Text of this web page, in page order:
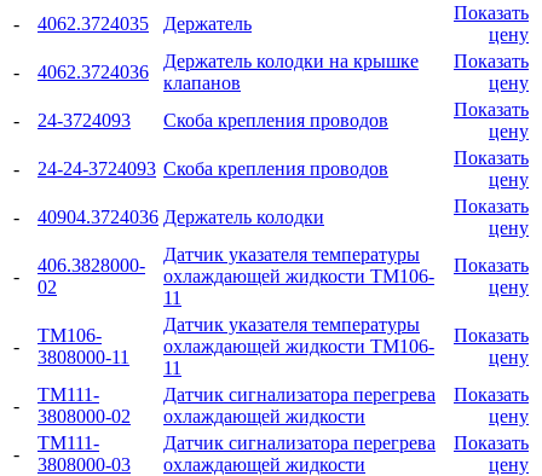
- 4062.3724035 Держатель
Показать
цену
-
4062.3724036
Держатель колодки на крышке
клапанов
Показать
цену
-
24-3724093 Скоба крепления проводов
Показать
цену
-
24-24-3724093 Скоба крепления проводов
Показать
цену
-
40904.3724036 Держатель колодки
Показать
цену
-
406.3828000-
02
Датчик указателя температуры
охлаждающей жидкости ТМ106-
11
Показать
цену
-
ТМ106-
3808000-11
Датчик указателя температуры
охлаждающей жидкости ТМ106-
11
Показать
цену
-
ТМ111-
3808000-02
Датчик сигнализатора перегрева
охлаждающей жидкости
Показать
цену
-
ТМ111-
3808000-03
Датчик сигнализатора перегрева
охлаждающей жидкости
Показать
цену